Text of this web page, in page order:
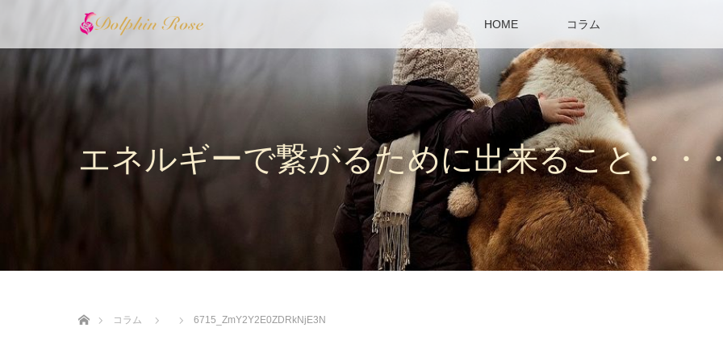
HOME コラム
エネルギーで繋がるために出来ること・・
コラム
6715_ZmY2Y2E0ZDRkNjE3N